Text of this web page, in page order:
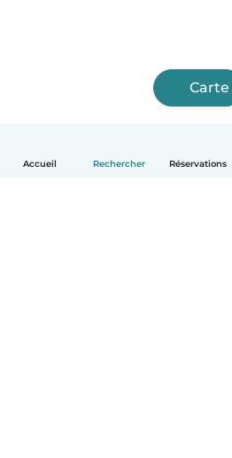
Accueil Rechercher Réservations
Carte